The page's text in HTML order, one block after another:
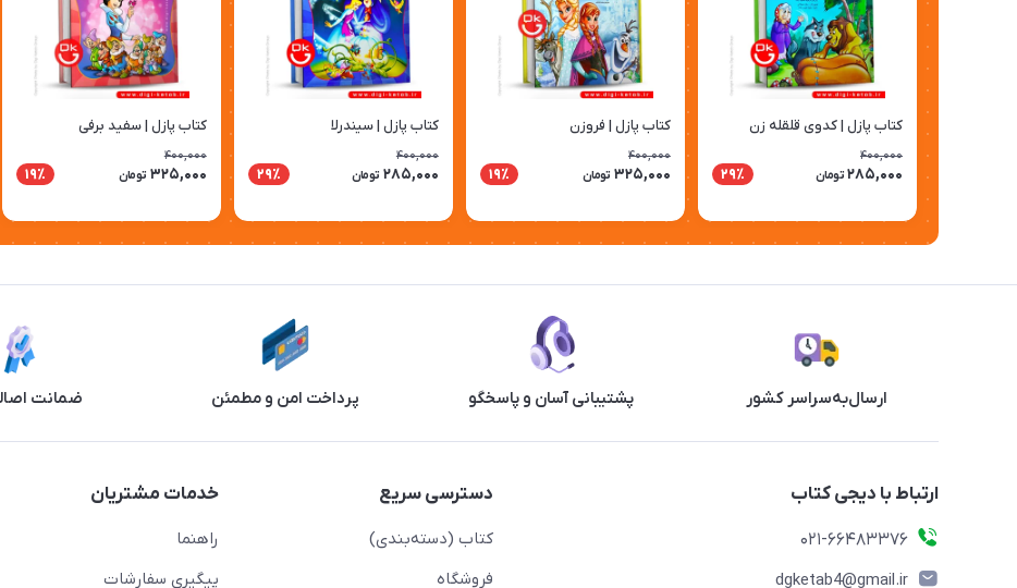
کتاب پازل | کدوی قلقله‌ زن
400,000
285,000 تومان 29٪
کتاب پازل | فروزن
400,000
325,000 تومان 19٪
کتاب پازل | سیندرلا
400,000
285,000 تومان 29٪
کتاب پازل | سفید برفی
400,000
325,000 تومان 19٪
ارسال‌به‌سراسر کشور پشتیبانی آسان و پاسخگو پرداخت امن و مطمئن ضمانت
ارتباط با دیجی کتاب
021-66483376
dgketab4@gmail.ir
دسترسی سریع
کتاب (دسته‌بندی)
فروشگاه
خدمات مشتریان
راهنما
پیگیری سفارشات